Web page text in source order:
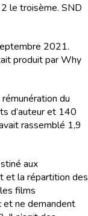
le troisème. SND
2021.
produit par Why
du
d’auteur et 140
rassemblé 1,9
aux
et la répartition des
films
et ne demandent